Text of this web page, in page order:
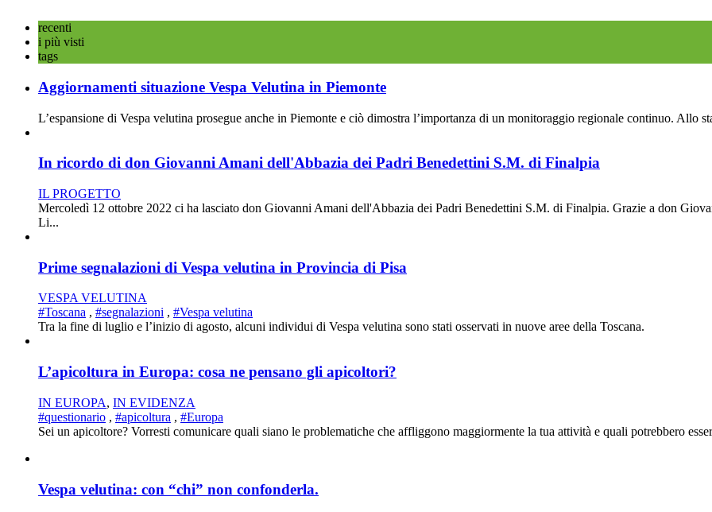
recenti
i più visti
tags
Aggiornamenti situazione Vespa Velutina in Piemonte
L’espansione di Vespa velutina prosegue anche in Piemonte e ciò dimostra l’importanza di un monitoraggio regionale continuo. Allo
In ricordo di don Giovanni Amani dell'Abbazia dei Padri Benedettini S.M. di Finalpia
IL PROGETTO
Mercoledì 12 ottobre 2022 ci ha lasciato don Giovanni Amani dell'Abbazia dei Padri Benedettini S.M. di Finalpia. Grazie a don
Li...
Prime segnalazioni di Vespa velutina in Provincia di Pisa
VESPA VELUTINA
#Toscana , #segnalazioni , #Vespa velutina
Tra la fine di luglio e l’inizio di agosto, alcuni individui di Vespa velutina sono stati osservati in nuove aree della Toscana.
L’apicoltura in Europa: cosa ne pensano gli apicoltori?
IN EUROPA, IN EVIDENZA
#questionario , #apicoltura , #Europa
Sei un apicoltore? Vorresti comunicare quali siano le problematiche che affliggono maggiormente la tua attività e quali potrebbero
Vespa velutina: con “chi” non confonderla.